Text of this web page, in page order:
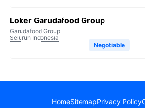
Loker Garudafood Group
Garudafood Group
Seluruh Indonesia
Negotiable
HomeSitemapPrivacy Policy